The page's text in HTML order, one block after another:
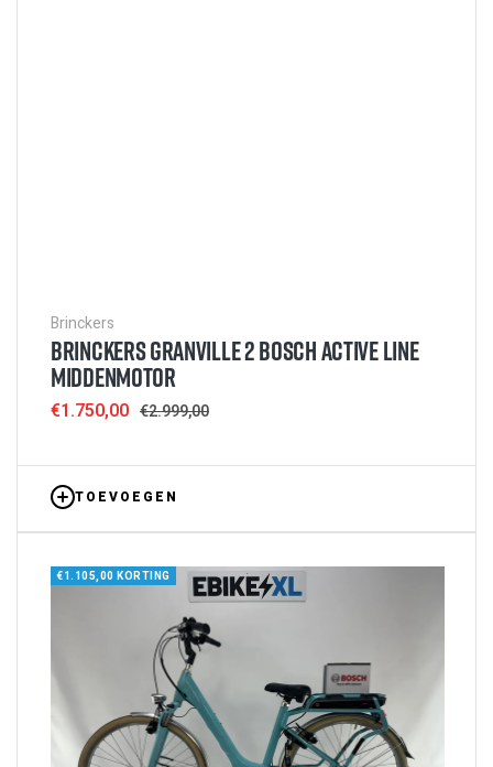
Brinckers
BRINCKERS GRANVILLE 2 BOSCH ACTIVE LINE
MIDDENMOTOR
Sale
€1.750,00 Regular
€2.999,00
TOEVOEGEN
€1.105,00 KORTING